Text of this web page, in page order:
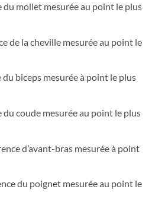
mollet mesurée au point le plus
de la cheville mesurée au point le
biceps mesurée à point le plus
coude mesurée au point le plus
d’avant-bras mesurée à point
du poignet mesurée au point le